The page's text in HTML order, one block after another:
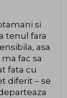
si
tenul fara
asa
fac sa
fata cu
diferit – se